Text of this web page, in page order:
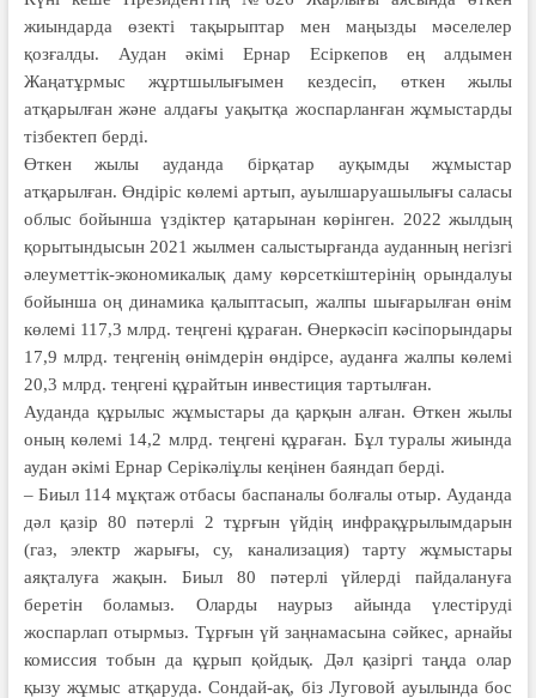
жиындарда өзекті тақырыптар мен маңызды мәселелер
қозғалды. Аудан әкімі Ернар Есіркепов ең алдымен
Жаңатұрмыс жұртшылығымен кездесіп, өткен жылы
атқарылған және алдағы уақытқа жоспарланған жұмыстарды
тізбектеп берді.
Өткен жылы ауданда бірқатар ауқымды жұмыстар
атқарылған. Өндіріс көлемі артып, ауылшаруашылығы саласы
облыс бойынша үздіктер қатарынан көрінген. 2022 жылдың
қорытындысын 2021 жылмен салыстырғанда ауданның негізгі
әлеуметтік-экономикалық даму көрсеткіштерінің орындалуы
бойынша оң динамика қалыптасып, жалпы шығарылған өнім
көлемі 117,3 млрд. теңгені құраған. Өнеркәсiп кәсiпорындары
17,9 млрд. теңгенің өнімдерін өндірсе, ауданға жалпы көлемі
20,3 млрд. теңгені құрайтын инвестиция тартылған.
Ауданда құрылыс жұмыстары да қарқын алған. Өткен жылы
оның көлемі 14,2 млрд. теңгені құраған. Бұл туралы жиында
аудан әкімі Ернар Серікәліұлы кеңінен баяндап берді.
– Биыл 114 мұқтаж отбасы баспаналы болғалы отыр. Ауданда
дәл қазір 80 пәтерлі 2 тұрғын үйдің инфрақұрылымдарын
(газ, электр жарығы, су, канализация) тарту жұмыстары
аяқталуға жақын. Биыл 80 пәтерлі үйлерді пайдалануға
беретін боламыз. Оларды наурыз айында үлестіруді
жоспарлап отырмыз. Тұрғын үй заңнамасына сәйкес, арнайы
комиссия тобын да құрып қойдық. Дәл қазіргі таңда олар
қызу жұмыс атқаруда. Сондай-ақ, біз Луговой ауылында бос